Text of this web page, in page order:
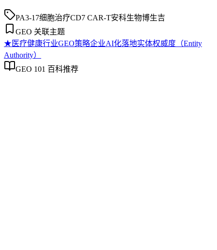
PA3-17细胞治疗CD7 CAR-T安科生物博生吉
GEO 关联主题
★ 医疗健康行业GEO策略企业AI化落地实体权威度（Entity
Authority）
GEO 101 百科推荐